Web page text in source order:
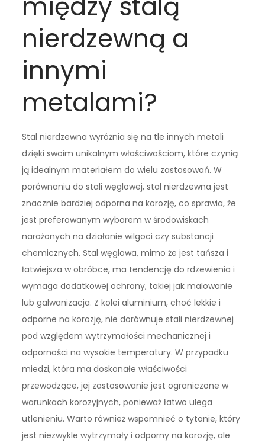
nierdzewną a
innymi
metalami?
Stal nierdzewna wyróżnia się na tle innych metali
dzięki swoim unikalnym właściwościom, które czynią
ją idealnym materiałem do wielu zastosowań. W
porównaniu do stali węglowej, stal nierdzewna jest
znacznie bardziej odporna na korozję, co sprawia, że
jest preferowanym wyborem w środowiskach
narażonych na działanie wilgoci czy substancji
chemicznych. Stal węglowa, mimo że jest tańsza i
łatwiejsza w obróbce, ma tendencję do rdzewienia i
wymaga dodatkowej ochrony, takiej jak malowanie
lub galwanizacja. Z kolei aluminium, choć lekkie i
odporne na korozję, nie dorównuje stali nierdzewnej
pod względem wytrzymałości mechanicznej i
odporności na wysokie temperatury. W przypadku
miedzi, która ma doskonałe właściwości
przewodzące, jej zastosowanie jest ograniczone w
warunkach korozyjnych, ponieważ łatwo ulega
utlenieniu. Warto również wspomnieć o tytanie, który
jest niezwykle wytrzymały i odporny na korozję, ale